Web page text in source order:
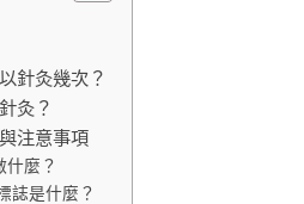
針灸幾次？
灸？
注意事項
什麼？
誌是什麼？